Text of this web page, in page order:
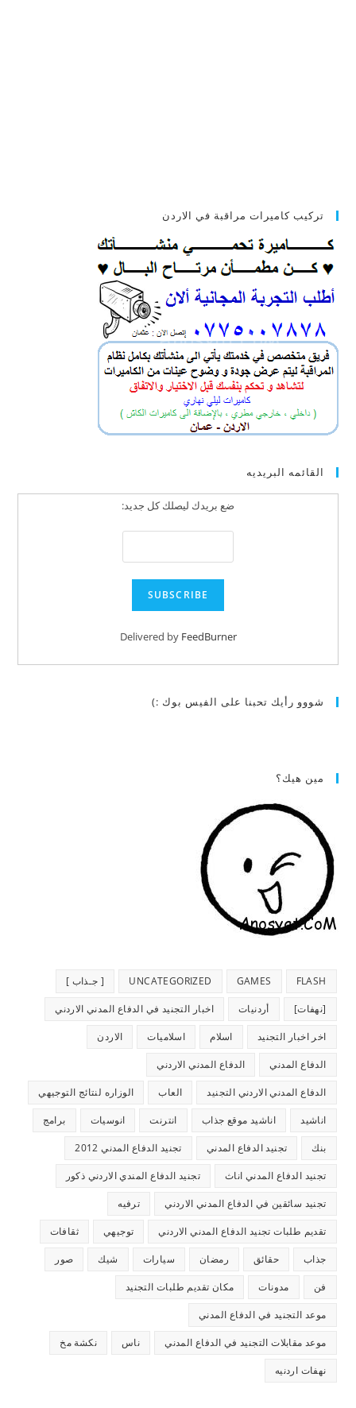
تركيب كاميرات مراقبة في الاردن
القائمه البريديه
ضع بريدك ليصلك كل جديد:
Delivered by FeedBurner
شووو رأيك تحبنا على الفيس بوك :)
مين هيك؟
FLASH
GAMES
UNCATEGORIZED [ جـذاب ]
[نهفات] أردنيات اخبار التجنيد في الدفاع المدني الاردني
اخر اخبار التجنيد اسلام اسلاميات الاردن
الدفاع المدني الدفاع المدني الاردني
الدفاع المدني الاردني التجنيد العاب الوزاره لنتائج التوجيهي
اناشيد اناشيد موقع جذاب انترنت انوسيات برامج
بنك تجنيد الدفاع المدني تجنيد الدفاع المدني 2012
تجنيد الدفاع المدني اناث تجنيد الدفاع المندي الاردني ذكور
تجنيد سائقين في الدفاع المدني الاردني ترفيه
تقديم طلبات تجنيد الدفاع المدني الاردني توجيهي ثقافات
جذاب حقائق رمضان سيارات شيك صور
فن مدونات مكان تقديم طلبات التجنيد
موعد التجنيد في الدفاع المدني
موعد مقابلات التجنيد في الدفاع المدني ناس نكشة مخ
نهفات اردنيه